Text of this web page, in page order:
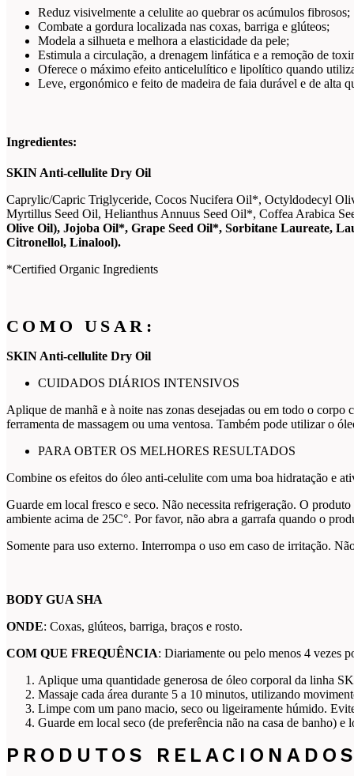
Reduz visivelmente a celulite ao quebrar os acúmulos fibrosos;
Combate a gordura localizada nas coxas, barriga e glúteos;
Modela a silhueta e melhora a elasticidade da pele;
Estimula a circulação, a drenagem linfática e a remoção de
Oferece o máximo efeito anticelulítico e lipolítico quando
Leve, ergonómico e feito de madeira de faia durável e de alta
Ingredientes:
SKIN Anti-cellulite Dry Oil
Caprylic/Capric Triglyceride, Cocos Nucifera Oil*, Octyldodecyl
Myrtillus Seed Oil, Helianthus Annuus Seed Oil*, Coffea Arabica
Olive Oil), Jojoba Oil*, Grape Seed Oil*, Sorbitane Laureate,
Citronellol, Linalool).
*Certified Organic Ingredients
COMO USAR:
SKIN Anti-cellulite Dry Oil
CUIDADOS DIÁRIOS INTENSIVOS
Aplique de manhã e à noite nas zonas desejadas ou em todo o
ferramenta de massagem ou uma ventosa. Também pode utilizar o
PARA OBTER OS MELHORES RESULTADOS
Combine os efeitos do óleo anti-celulite com uma boa hidratação e
Guarde em local fresco e seco. Não necessita refrigeração. O
ambiente acima de 25C°. Por favor, não abra a garrafa quando o
Somente para uso externo. Interrompa o uso em caso de irritação.
BODY GUA SHA
ONDE: Coxas, glúteos, barriga, braços e rosto.
COM QUE FREQUÊNCIA: Diariamente ou pelo menos 4 vezes
Aplique uma quantidade generosa de óleo corporal da linha
Massaje cada área durante 5 a 10 minutos, utilizando
Limpe com um pano macio, seco ou ligeiramente húmido.
Guarde em local seco (de preferência não na casa de banho) e
PRODUTOS